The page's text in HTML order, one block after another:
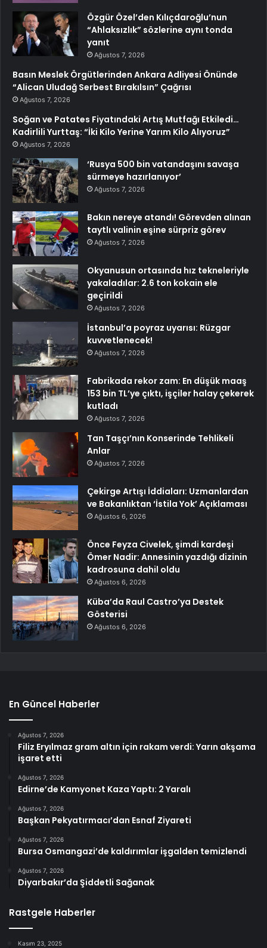
Özgür Özel’den Kılıçdaroğlu’nun
“Ahlaksızlık” sözlerine aynı tonda
yanıt
Ağustos 7, 2026
Basın Meslek Örgütlerinden Ankara Adliyesi Önünde
“Alican Uludağ Serbest Bırakılsın” Çağrısı
Ağustos 7, 2026
Soğan ve Patates Fiyatındaki Artış Mutfağı Etkiledi…
Kadirlili Yurttaş: “İki Kilo Yerine Yarım Kilo Alıyoruz”
Ağustos 7, 2026
‘Rusya 500 bin vatandaşını savaşa
sürmeye hazırlanıyor’
Ağustos 7, 2026
Bakın nereye atandı! Görevden alınan
taytlı valinin eşine sürpriz görev
Ağustos 7, 2026
Okyanusun ortasında hız tekneleriyle
yakaladılar: 2.6 ton kokain ele
geçirildi
Ağustos 7, 2026
İstanbul’a poyraz uyarısı: Rüzgar
kuvvetlenecek!
Ağustos 7, 2026
Fabrikada rekor zam: En düşük maaş
153 bin TL’ye çıktı, işçiler halay çekerek
kutladı
Ağustos 7, 2026
Tan Taşçı’nın Konserinde Tehlikeli
Anlar
Ağustos 7, 2026
Çekirge Artışı İddiaları: Uzmanlardan
ve Bakanlıktan ‘İstila Yok’ Açıklaması
Ağustos 6, 2026
Önce Feyza Civelek, şimdi kardeşi
Ömer Nadir: Annesinin yazdığı dizinin
kadrosuna dahil oldu
Ağustos 6, 2026
Küba’da Raul Castro’ya Destek
Gösterisi
Ağustos 6, 2026
En Güncel Haberler
Ağustos 7, 2026
Filiz Eryılmaz gram altın için rakam verdi: Yarın akşama
işaret etti
Ağustos 7, 2026
Edirne’de Kamyonet Kaza Yaptı: 2 Yaralı
Ağustos 7, 2026
Başkan Pekyatırmacı’dan Esnaf Ziyareti
Ağustos 7, 2026
Bursa Osmangazi’de kaldırımlar işgalden temizlendi
Ağustos 7, 2026
Diyarbakır’da Şiddetli Sağanak
Rastgele Haberler
Kasım 23, 2025